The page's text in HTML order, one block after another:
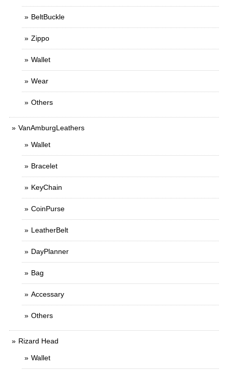
BeltBuckle
Zippo
Wallet
Wear
Others
VanAmburgLeathers
Wallet
Bracelet
KeyChain
CoinPurse
LeatherBelt
DayPlanner
Bag
Accessary
Others
Rizard Head
Wallet